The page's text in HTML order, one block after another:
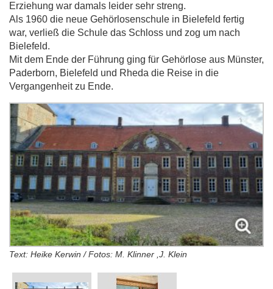
Erziehung war damals leider sehr streng.
Als 1960 die neue Gehörlosenschule in Bielefeld fertig
war, verließ die Schule das Schloss und zog um nach
Bielefeld.
Mit dem Ende der Führung ging für Gehörlose aus Münster,
Paderborn, Bielefeld und Rheda die Reise in die
Vergangenheit zu Ende.
Text: Heike Kerwin / Fotos: M. Klinner ,J. Klein